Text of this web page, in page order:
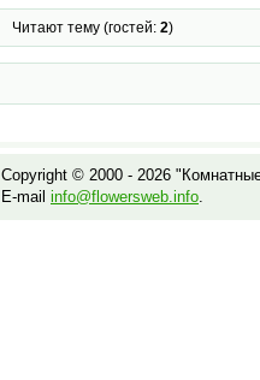
Читают тему (гостей: 2)
Copyright © 2000 - 2026
E-mail info@flowersweb.info.